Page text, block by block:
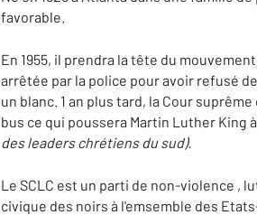
favorable.
En 1955, il prendra la tête du
arrêtée par la police pour avoir refusé
un blanc. 1 an plus tard, la Cour
bus ce qui poussera Martin Luther King
des leaders chrétiens du sud).
Le SCLC est un parti de non-violence ,
civique des noirs à l'emsemble des